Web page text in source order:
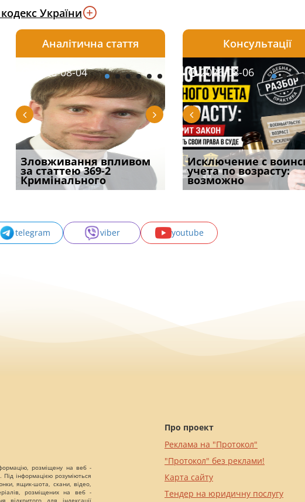
України
2026-08-06
Якщо суд встановив для
відшкодування шкоди
наявніс
2026-08-06
Документи, на яких не
проставляється
апостиль: пер
Аналітична стаття
2026-08-04
Зловживання впливом
за статтею 369-2
Кримінального
2026-08-04
Переоформлення
відстрочки за іншою
підставою: нов
Консультації
2026-08-05
Особливості захисту у
кримінальному
провадженні: я
2026-08-06
Исключение с
учета по возрасту:
возможно
2026-07-30
Восьмий ААС
підтвердив, що
може скас
telegram viber youtube
розміщену на веб -
інформацією розуміються
ящик-шота, скани, відео,
розміщених на веб -
відкритого для індексації
Про проект
Реклама на "Протокол"
"Протокол" без реклами!
Карта сайту
Тендер на юридичну послугу